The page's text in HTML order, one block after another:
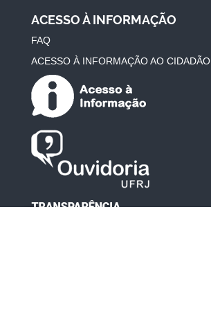
ACESSO À INFORMAÇÃO
FAQ
ACESSO À INFORMAÇÃO AO CIDADÃO